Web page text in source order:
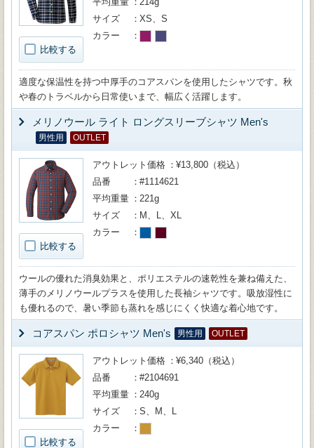
比較する
サイズ
XS、S
カラー
適度な保温性を持つ中厚手のコアスパンを使用したシャツです。秋
や春のトラベルから日常使いまで、幅広く活躍します。
メリノウール ライト ロングスリーブシャツ Men's
男性用 OUTLET
比較する
アウトレット価格
¥13,800（税込）
品番
#1114621
平均重量
221g
サイズ
M、L、XL
カラー
ウールの優れた消臭効果と、ポリエステルの速乾性を兼ね備えた、
薄手のメリノウールプラスを使用した長袖シャツです。吸放湿性に
も優れるので、暑い季節も蒸れを感じにくく快適な着心地です。
コアスパン ポロシャツ Men's 男性用 OUTLET
比較する
アウトレット価格
¥6,340（税込）
品番
#2104691
平均重量
240g
サイズ
S、M、L
カラー